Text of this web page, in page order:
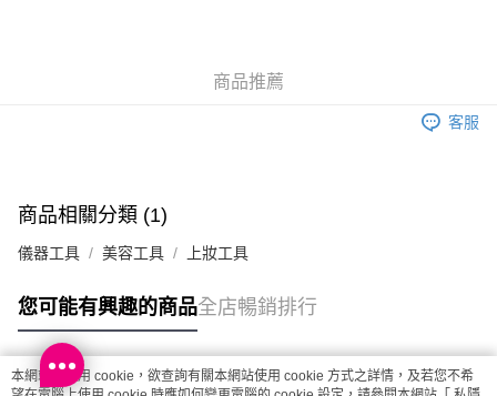
(香港門市) 只顯示可選門市。確認發貨後2-5個工作天到店，3天內
取。逾期會取消訂單，並不會安排重寄
商品推薦
客服
商品相關分類 (1)
儀器工具 美容工具 上妝工具
您可能有興趣的商品全店暢銷排行
本網站中使用 cookie，欲查詢有關本網站使用 cookie 方式之詳情，及若您不希